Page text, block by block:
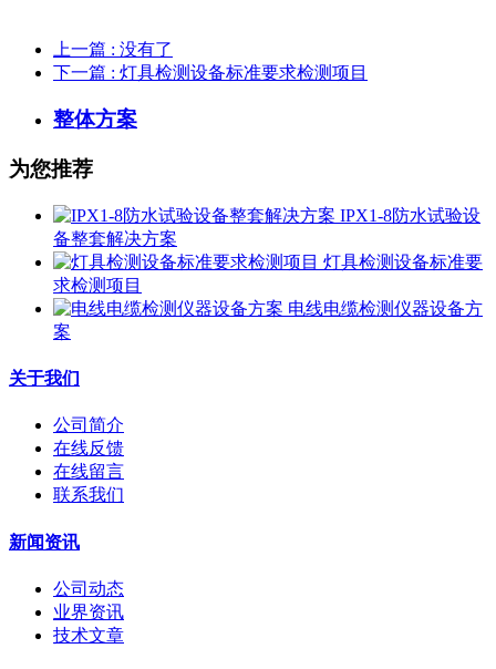
上一篇 : 没有了
下一篇 : 灯具检测设备标准要求检测项目
整体方案
为您推荐
IPX1-8防水试验设
备整套解决方案
灯具检测设备标准要
求检测项目
电线电缆检测仪器设备方
案
关于我们
公司简介
在线反馈
在线留言
联系我们
新闻资讯
公司动态
业界资讯
技术文章